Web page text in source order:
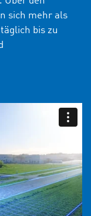
sich mehr als
bis zu